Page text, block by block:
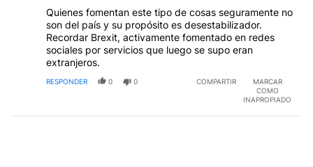
Quienes fomentan este tipo de cosas seguramente no
son del país y su propósito es desestabilizador.
Recordar Brexit, activamente fomentado en redes
sociales por servicios que luego se supo eran
extranjeros.
RESPONDER 0 0 COMPARTIR
MARCAR
COMO
INAPROPIADO